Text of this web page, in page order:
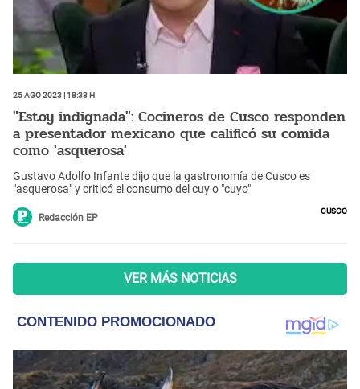
25 Ago 2023 | 18:33 h
"Estoy indignada": Cocineros de Cusco responden
a presentador mexicano que calificó su comida
como 'asquerosa'
Gustavo Adolfo Infante dijo que la gastronomía de Cusco es
"asquerosa" y criticó el consumo del cuy o "cuyo"
Redacción EP
Cusco
VER MÁS NOTICIAS